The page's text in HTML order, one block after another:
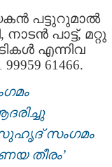
പട്ടുറുമാൽ
പാട്ട്, മറ്റു
എന്നിവ
61466.
സുഹൃദ് സംഗമം
തീരം’